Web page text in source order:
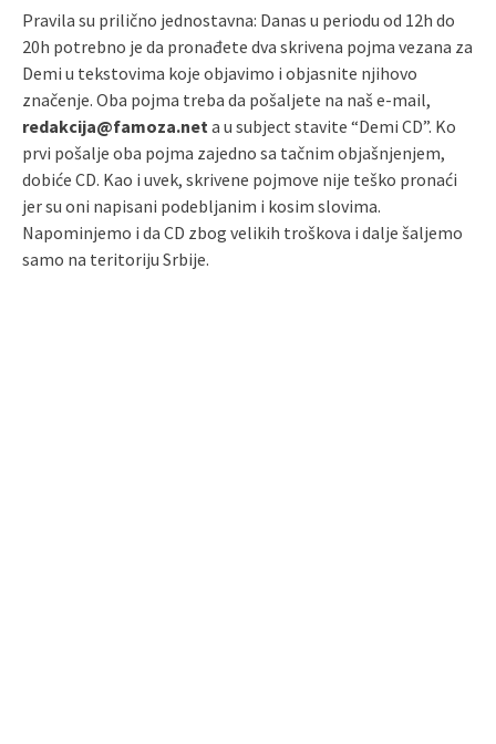
Pravila su prilično jednostavna: Danas u periodu od 12h do
20h potrebno je da pronađete dva skrivena pojma vezana za
Demi u tekstovima koje objavimo i objasnite njihovo
značenje. Oba pojma treba da pošaljete na naš e-mail,
redakcija@famoza.net a u subject stavite “Demi CD”. Ko
prvi pošalje oba pojma zajedno sa tačnim objašnjenjem,
dobiće CD. Kao i uvek, skrivene pojmove nije teško pronaći
jer su oni napisani podebljanim i kosim slovima.
Napominjemo i da CD zbog velikih troškova i dalje šaljemo
samo na teritoriju Srbije.